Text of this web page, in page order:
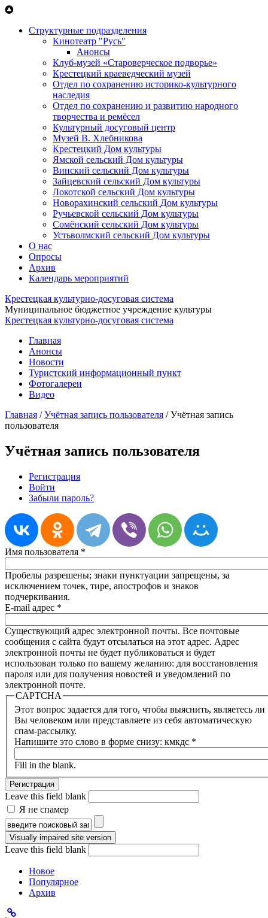
Перейти к основному содержанию
Структурные подразделения
Кинотеатр "Русь"
Анонсы
Клуб-музей «Староверческое подворье»
Крестецкий краеведческий музей
Отдел по сохранению историко-культурного
наследия
Отдел по сохранению и развитию народного
творчества и ремёсел
Культурный досуговый центр
Музей В. Хлебникова
Крестецкий Дом культуры
Ямской сельский Дом культуры
Винский сельский Дом культуры
Зайцевский сельский Дом культуры
Локотской сельский Дом культуры
Новорахинский сельский Дом культуры
Ручьевской сельский Дом культуры
Сомёнский сельский Дом культуры
Устьволмский сельский Дом культуры
О нас
Опросы
Архив
Календарь мероприятий
Крестецкая культурно-досуговая система
Муниципальное бюджетное учреждение культуры
Крестецкая культурно-досуговая система
Главная
Анонсы
Новости
Туристский информационный пункт
Фотогалереи
Видео
Главная /Учётная запись пользователя /Учётная запись
пользователя
Учётная запись пользователя
Главные вкладки
Регистрация
Войти
Забыли пароль?
Имя пользователя *
Пробелы разрешены; знаки пунктуации запрещены, за
исключением точек, тире, апострофов и знаков
подчеркивания.
E-mail адрес *
Существующий адрес электронной почты. Все почтовые
сообщения с сайта будут отсылаться на этот адрес. Адрес
электронной почты не будет публиковаться и будет
использован только по вашему желанию: для восстановления
пароля или для получения новостей и уведомлений по
электронной почте.
CAPTCHA
Этот вопрос задается для того, чтобы выяснить, являетесь ли
Вы человеком или представляете из себя автоматическую
спам-рассылку.
Напишите это слово в форме снизу: кмкдс *
Fill in the blank.
Leave this field blank
Я не спамер
Я спамер
Форма поиска
Leave this field blank
Новое
Популярное
Архив